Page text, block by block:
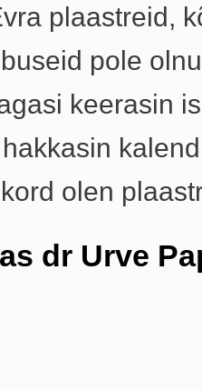
plaastreid,
pole
keerasin
olen
dr Urve